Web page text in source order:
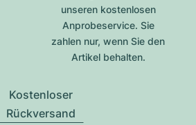
unseren kostenlosen
Anprobeservice. Sie
zahlen nur, wenn Sie den
Artikel behalten.
Kostenloser
Rückversand